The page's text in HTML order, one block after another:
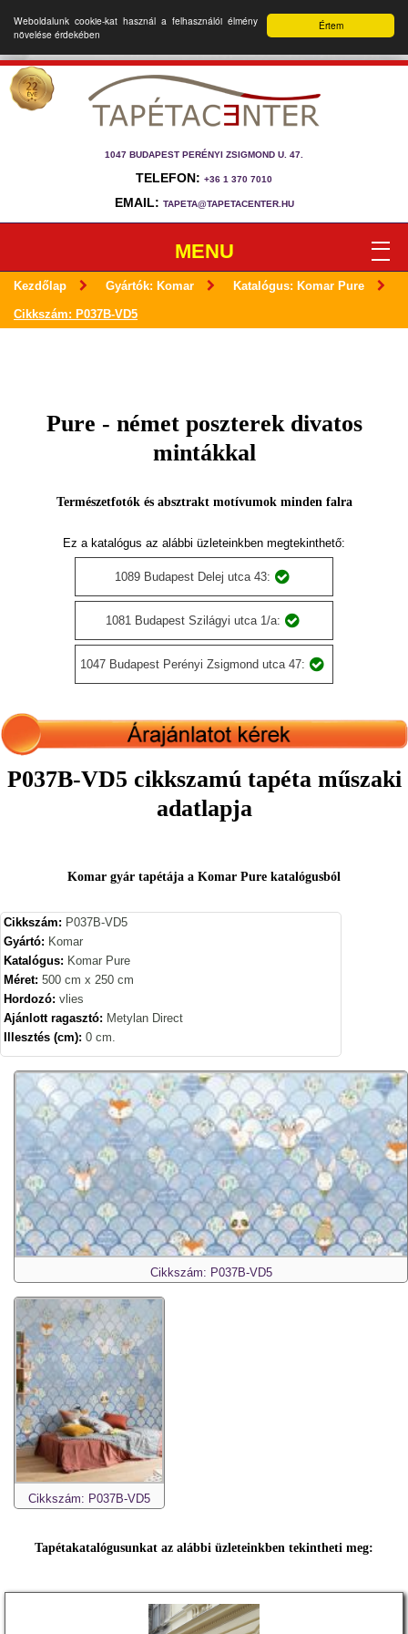
Értem
Weboldalunk cookie-kat használ a felhasználói élmény
növelése érdekében
1047 BUDAPEST PERÉNYI ZSIGMOND U. 47.
TELEFON: +36 1 370 7010
EMAIL: TAPETA@TAPETACENTER.HU
MENU
Kezdőlap Gyártók: Komar Katalógus: Komar Pure
Cikkszám: P037B-VD5
Pure - német poszterek divatos
mintákkal
Természetfotók és absztrakt motívumok minden falra
Ez a katalógus az alábbi üzleteinkben megtekinthető:
1089 Budapest Delej utca 43:
1081 Budapest Szilágyi utca 1/a:
1047 Budapest Perényi Zsigmond utca 47:
P037B-VD5 cikkszamú tapéta műszaki
adatlapja
Komar gyár tapétája a Komar Pure katalógusból
Cikkszám: P037B-VD5
Gyártó: Komar
Katalógus: Komar Pure
Méret: 500 cm x 250 cm
Hordozó: vlies
Ajánlott ragasztó: Metylan Direct
Illesztés (cm): 0 cm.
Cikkszám: P037B-VD5
Cikkszám: P037B-VD5
Tapétakatalógusunkat az alábbi üzleteinkben tekintheti meg: